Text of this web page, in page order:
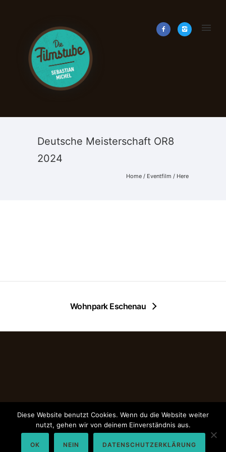
Deutsche Meisterschaft OR8
2024
Home / Eventfilm / Here
Wohnpark Eschenau
Impressum |Datenschutz
Diese Website benutzt Cookies. Wenn du die Website weiter
nutzt, gehen wir von deinem Einverständnis aus.
OK NEIN DATENSCHUTZERKLÄRUNG